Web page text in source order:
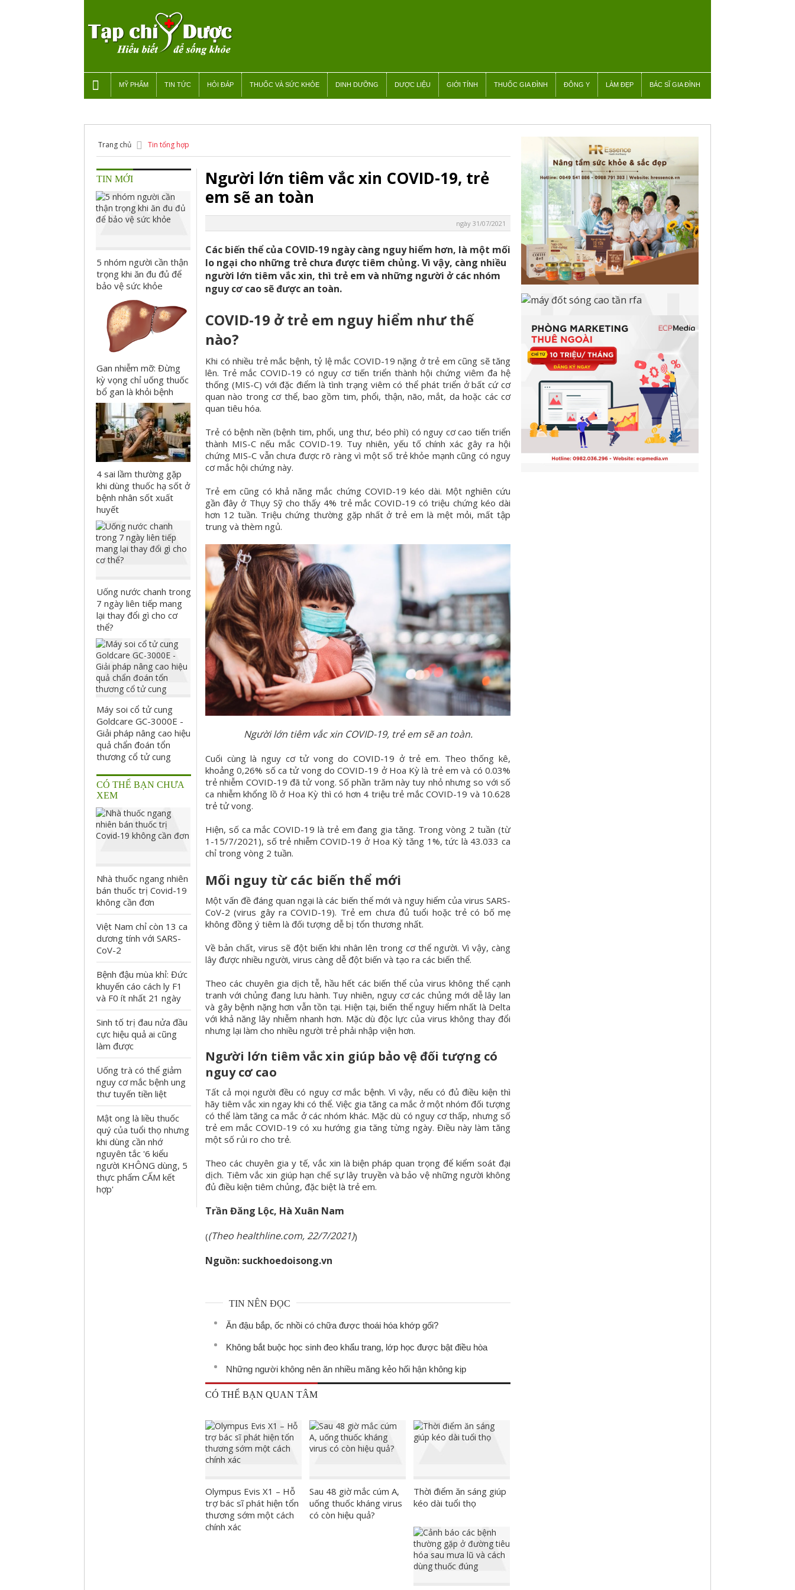
MỸ PHẨM TIN TỨC HỎI ĐÁP THUỐC VÀ SỨC KHỎE DINH DƯỠNG DƯỢC LIỆU GIỚI TÍNH THUỐC GIA ĐÌNH ĐÔNG Y LÀM ĐẸP BÁC SĨ GIA ĐÌNH
Trang chủ Tin tổng hợp
Người lớn tiêm vắc xin COVID-19, trẻ
em sẽ an toàn
ngày 31/07/2021
Các biến thể của COVID-19 ngày càng nguy hiểm hơn, là một mối
lo ngại cho những trẻ chưa được tiêm chủng. Vì vậy, càng nhiều
người lớn tiêm vắc xin, thì trẻ em và những người ở các nhóm
nguy cơ cao sẽ được an toàn.
COVID-19 ở trẻ em nguy hiểm như thế
nào?
Khi có nhiều trẻ mắc bệnh, tỷ lệ mắc COVID-19 nặng ở trẻ em cũng sẽ tăng
lên. Trẻ mắc COVID-19 có nguy cơ tiến triển thành hội chứng viêm đa hệ
thống (MIS-C) với đặc điểm là tình trạng viêm có thể phát triển ở bất cứ cơ
quan nào trong cơ thể, bao gồm tim, phổi, thận, não, mắt, da hoặc các cơ
quan tiêu hóa.
Trẻ có bệnh nền (bệnh tim, phổi, ung thư, béo phì) có nguy cơ cao tiến triển
thành MIS-C nếu mắc COVID-19. Tuy nhiên, yếu tố chính xác gây ra hội
chứng MIS-C vẫn chưa được rõ ràng vì một số trẻ khỏe mạnh cũng có nguy
cơ mắc hội chứng này.
Trẻ em cũng có khả năng mắc chứng COVID-19 kéo dài. Một nghiên cứu
gần đây ở Thụy Sỹ cho thấy 4% trẻ mắc COVID-19 có triệu chứng kéo dài
hơn 12 tuần. Triệu chứng thường gặp nhất ở trẻ em là mệt mỏi, mất tập
trung và thèm ngủ.
Người lớn tiêm vắc xin COVID-19, trẻ em sẽ an toàn.
Cuối cùng là nguy cơ tử vong do COVID-19 ở trẻ em. Theo thống kê,
khoảng 0,26% số ca tử vong do COVID-19 ở Hoa Kỳ là trẻ em và có 0.03%
trẻ nhiễm COVID-19 đã tử vong. Số phần trăm này tuy nhỏ nhưng so với số
ca nhiễm khổng lồ ở Hoa Kỳ thì có hơn 4 triệu trẻ mắc COVID-19 và 10.628
trẻ tử vong.
Hiện, số ca mắc COVID-19 là trẻ em đang gia tăng. Trong vòng 2 tuần (từ
1-15/7/2021), số trẻ nhiễm COVID-19 ở Hoa Kỳ tăng 1%, tức là 43.033 ca
chỉ trong vòng 2 tuần.
Mối nguy từ các biến thể mới
Một vấn đề đáng quan ngại là các biến thể mới và nguy hiểm của virus SARS-
CoV-2 (virus gây ra COVID-19). Trẻ em chưa đủ tuổi hoặc trẻ có bố mẹ
không đồng ý tiêm là đối tượng dễ bị tổn thương nhất.
Về bản chất, virus sẽ đột biến khi nhân lên trong cơ thể người. Vì vậy, càng
lây được nhiều người, virus càng dễ đột biến và tạo ra các biến thể.
Theo các chuyên gia dịch tễ, hầu hết các biến thể của virus không thể cạnh
tranh với chủng đang lưu hành. Tuy nhiên, nguy cơ các chủng mới dễ lây lan
và gây bệnh nặng hơn vẫn tồn tại. Hiện tại, biến thể nguy hiểm nhất là Delta
với khả năng lây nhiễm nhanh hơn. Mặc dù độc lực của virus không thay đổi
nhưng lại làm cho nhiều người trẻ phải nhập viện hơn.
Người lớn tiêm vắc xin giúp bảo vệ đối tượng có
nguy cơ cao
Tất cả mọi người đều có nguy cơ mắc bệnh. Vì vậy, nếu có đủ điều kiện thì
hãy tiêm vắc xin ngay khi có thể. Việc gia tăng ca mắc ở một nhóm đối tượng
có thể làm tăng ca mắc ở các nhóm khác. Mặc dù có nguy cơ thấp, nhưng số
trẻ em mắc COVID-19 có xu hướng gia tăng từng ngày. Điều này làm tăng
một số rủi ro cho trẻ.
Theo các chuyên gia y tế, vắc xin là biện pháp quan trọng để kiểm soát đại
dịch. Tiêm vắc xin giúp hạn chế sự lây truyền và bảo vệ những người không
đủ điều kiện tiêm chủng, đặc biệt là trẻ em.
Trần Đăng Lộc, Hà Xuân Nam
((Theo healthline.com, 22/7/2021))
Nguồn: suckhoedoisong.vn
TIN NÊN ĐỌC
Ăn đậu bắp, ốc nhồi có chữa được thoái hóa khớp gối?
Không bắt buộc học sinh đeo khẩu trang, lớp học được bật điều hòa
Những người không nên ăn nhiều măng kẻo hối hận không kịp
CÓ THỂ BẠN QUAN TÂM
Olympus Evis X1 – Hỗ
trợ bác sĩ phát hiện tổn
thương sớm một cách
chính xác
Sau 48 giờ mắc cúm A,
uống thuốc kháng virus
có còn hiệu quả?
Thời điểm ăn sáng giúp
kéo dài tuổi thọ
TIN MỚI
5 nhóm người cần thận
trọng khi ăn đu đủ để
bảo vệ sức khỏe
Gan nhiễm mỡ: Đừng
kỳ vọng chỉ uống thuốc
bổ gan là khỏi bệnh
4 sai lầm thường gặp
khi dùng thuốc hạ sốt ở
bệnh nhân sốt xuất
huyết
Uống nước chanh trong
7 ngày liên tiếp mang
lại thay đổi gì cho cơ
thể?
Máy soi cổ tử cung
Goldcare GC-3000E -
Giải pháp nâng cao hiệu
quả chẩn đoán tổn
thương cổ tử cung
CÓ THỂ BẠN CHƯA
XEM
Nhà thuốc ngang nhiên
bán thuốc trị Covid-19
không cần đơn
Việt Nam chỉ còn 13 ca
dương tính với SARS-
CoV-2
Bệnh đậu mùa khỉ: Đức
khuyến cáo cách ly F1
và F0 ít nhất 21 ngày
Sinh tố trị đau nửa đầu
cực hiệu quả ai cũng
làm được
Uống trà có thể giảm
nguy cơ mắc bệnh ung
thư tuyến tiền liệt
Mật ong là liều thuốc
quý của tuổi thọ nhưng
khi dùng cần nhớ
nguyên tắc '6 kiểu
người KHÔNG dùng, 5
thực phẩm CẤM kết
hợp'